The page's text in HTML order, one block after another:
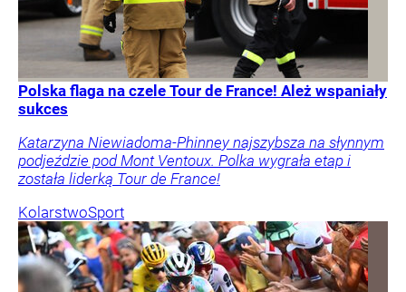
Polska flaga na czele Tour de France! Ależ wspaniały
sukces
Katarzyna Niewiadoma-Phinney najszybsza na słynnym
podjeździe pod Mont Ventoux. Polka wygrała etap i
została liderką Tour de France!
KolarstwoSport